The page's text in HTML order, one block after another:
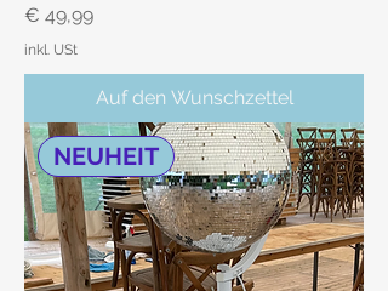
Preis
€ 49,99
inkl. USt
Auf den Wunschzettel
NEUHEIT